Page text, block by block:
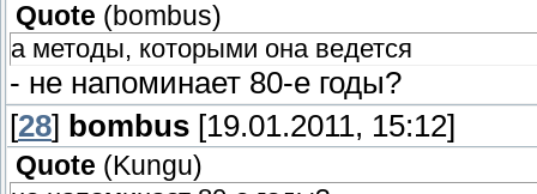
Quote (bombus)
а методы, которыми она ведется
- не напоминает 80-е годы?
[28] bombus [19.01.2011, 15:12]
Quote ( Kungu)